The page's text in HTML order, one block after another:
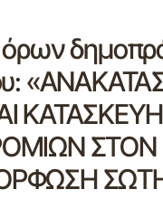
όρων
ΚΑΤΑΣΚΕΥΗ
ΣΤΟΝ